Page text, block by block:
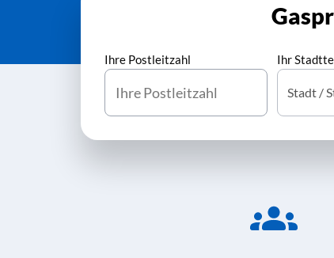
Ihre Postleitzahl Ihr